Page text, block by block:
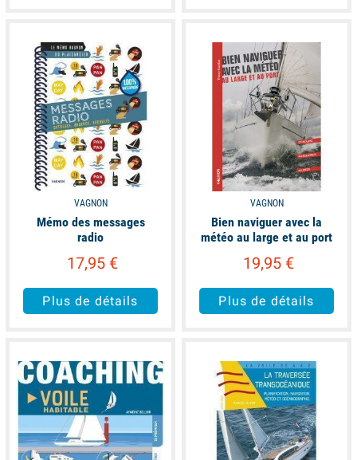
available
VAGNON
Mémo des messages
radio
17,95 €
Plus de détails
available
VAGNON
Bien naviguer avec la
météo au large et au port
19,95 €
Plus de détails
available available